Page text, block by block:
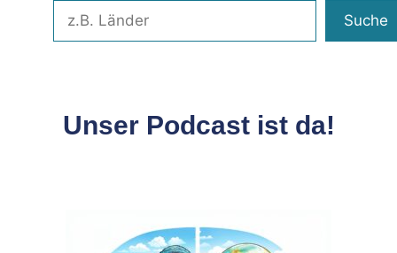
Suche
Unser Podcast ist da!